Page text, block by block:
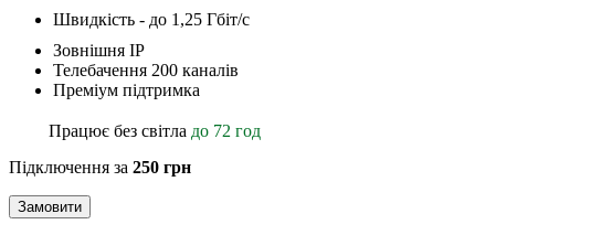
Швидкість - до 1,25 Гбіт/с
Зовнішня ІР
Телебачення 200 каналів
Преміум підтримка
Працює без світла до 72 год
Підключення за 250 грн
Замовити